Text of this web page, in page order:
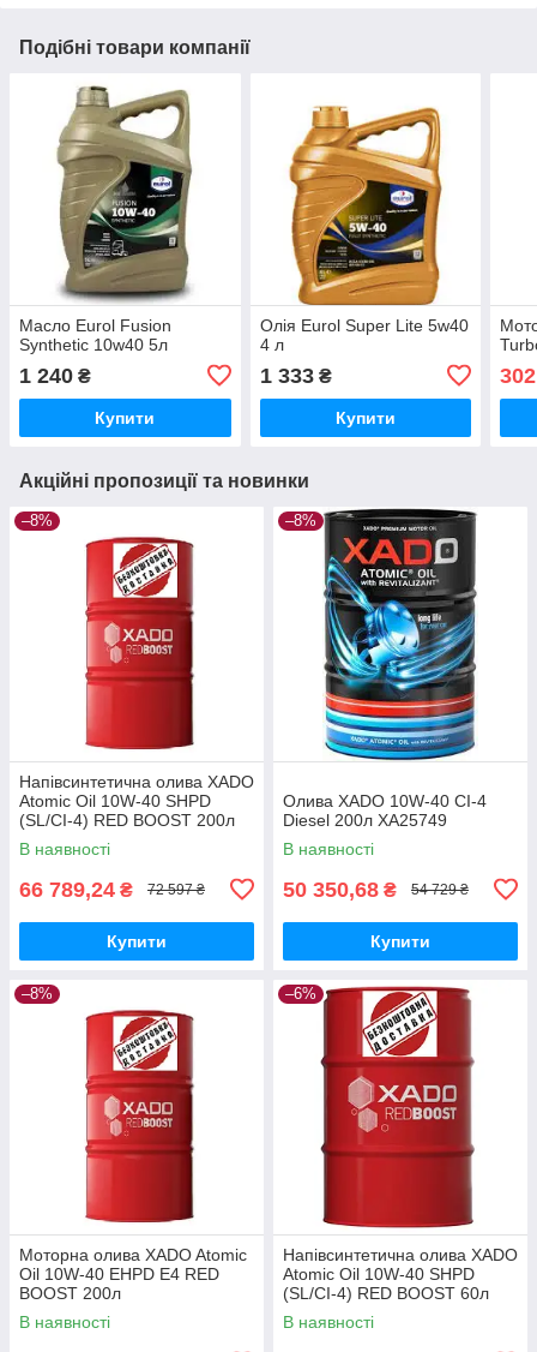
Подібні товари компанії
Масло Eurol Fusion
Synthetic 10w40 5л
1 240 ₴
Купити
Олія Eurol Super Lite 5w40
4 л
1 333₴
Купити
Акційні пропозиції та новинки
–8%
Напівсинтетична олива XADO
Atomic Oil 10W-40 SHPD
(SL/CI-4) RED BOOST 200л
В наявності
66 789,24 ₴ 72 597 ₴
Купити
–8%
Олива XADO 10W-40 CI-4
Diesel 200л XA25749
В наявності
50 350,68 ₴ 54 729 ₴
Купити
–8%
Моторна олива XADO Atomic
Oil 10W-40 EHPD E4 RED
BOOST 200л
В наявності
–6%
Напівсинтетична олива XADO
Atomic Oil 10W-40 SHPD
(SL/CI-4) RED BOOST 60л
В наявності